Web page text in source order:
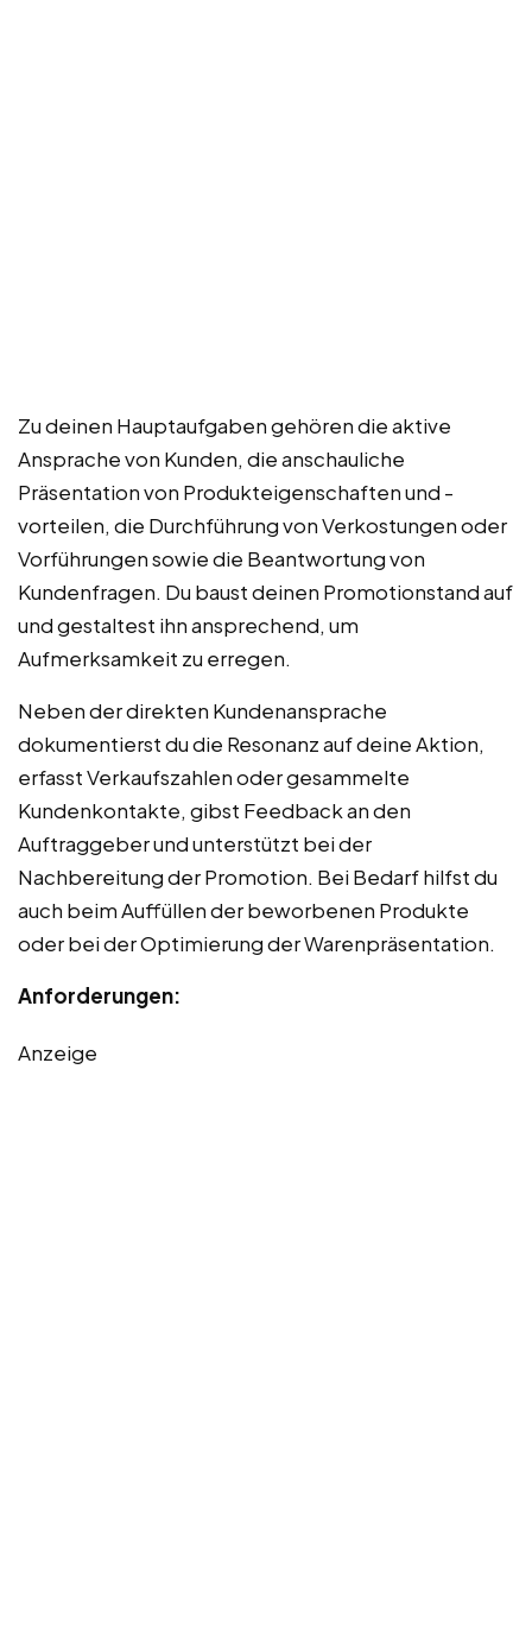
Zu deinen Hauptaufgaben gehören die aktive
Ansprache von Kunden, die anschauliche
Präsentation von Produkteigenschaften und -
vorteilen, die Durchführung von Verkostungen oder
Vorführungen sowie die Beantwortung von
Kundenfragen. Du baust deinen Promotionstand auf
und gestaltest ihn ansprechend, um
Aufmerksamkeit zu erregen.
Neben der direkten Kundenansprache
dokumentierst du die Resonanz auf deine Aktion,
erfasst Verkaufszahlen oder gesammelte
Kundenkontakte, gibst Feedback an den
Auftraggeber und unterstützt bei der
Nachbereitung der Promotion. Bei Bedarf hilfst du
auch beim Auffüllen der beworbenen Produkte
oder bei der Optimierung der Warenpräsentation.
Anforderungen:
Anzeige